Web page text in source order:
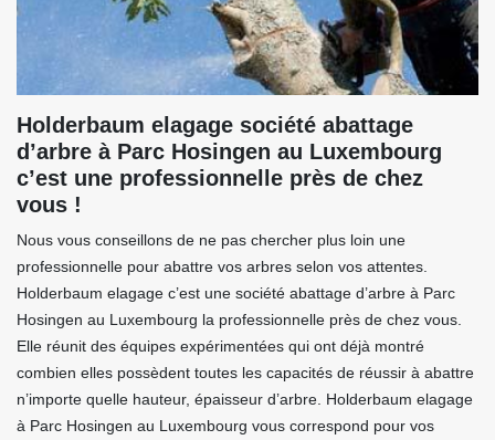
Holderbaum elagage société abattage
d’arbre à Parc Hosingen au Luxembourg
c’est une professionnelle près de chez
vous !
Nous vous conseillons de ne pas chercher plus loin une
professionnelle pour abattre vos arbres selon vos attentes.
Holderbaum elagage c’est une société abattage d’arbre à Parc
Hosingen au Luxembourg la professionnelle près de chez vous.
Elle réunit des équipes expérimentées qui ont déjà montré
combien elles possèdent toutes les capacités de réussir à abattre
n’importe quelle hauteur, épaisseur d’arbre. Holderbaum elagage
à Parc Hosingen au Luxembourg vous correspond pour vos